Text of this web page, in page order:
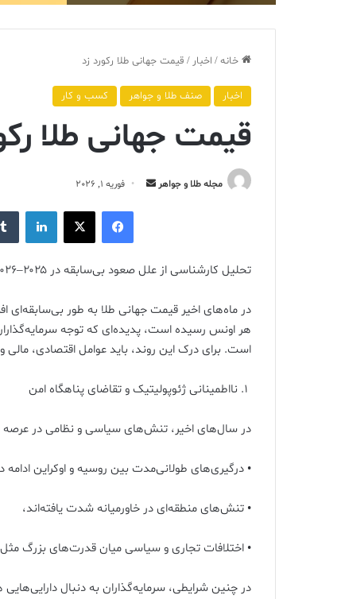
خانه/ اخبار / قیمت جهانی طلا رکورد زد
اخبار صنف طلا و جواهر کسب و کار
قیمت جهانی طلا
مجله طلا و جواهر
ارسال فوریه 1, 2026
فیس بوک X
تحلیل کارشناسی از علل صعود بی‌سابقه در ۲۰۲۵–۲۰۲۶
هر اونس رسیده است، پدیده‌ای که توجه
است. برای درک این روند، باید عوامل اقتصادی،
در سال‌های اخیر، تنش‌های سیاسی و نظامی در عرصه
• درگیری‌های طولانی‌مدت بین روسیه و اوکراین ادامه
• تنش‌های منطقه‌ای در خاورمیانه شدت یافته‌اند،
• اختلافات تجاری و سیاسی میان قدرت‌های بزرگ
در چنین شرایطی، سرمایه‌گذاران به دنبال